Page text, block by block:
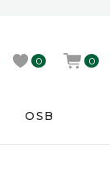
0 0
OSB